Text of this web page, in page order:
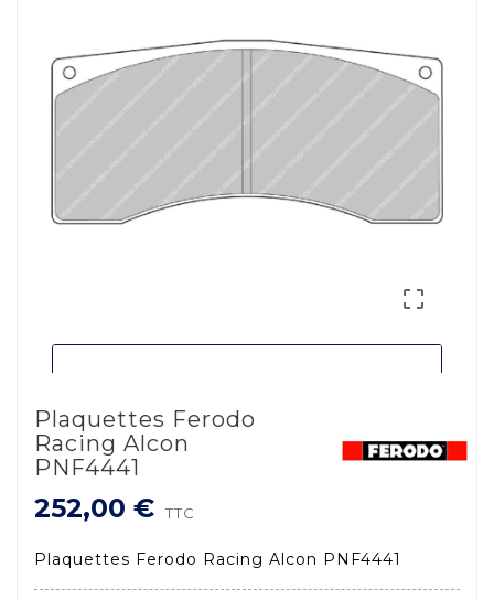

Plaquettes Ferodo
Racing Alcon
PNF4441
252,00 € TTC
Plaquettes Ferodo Racing Alcon PNF4441